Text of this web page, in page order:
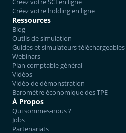
Créez votre SCI en ligne
Créez votre holding en ligne
Ressources
Blog
Outils de simulation
Guides et simulateurs téléchargeables
Webinars
Plan comptable général
Vidéos
Vidéo de démonstration
Baromètre économique des TPE
À Propos
Qui sommes-nous ?
Jobs
Partenariats